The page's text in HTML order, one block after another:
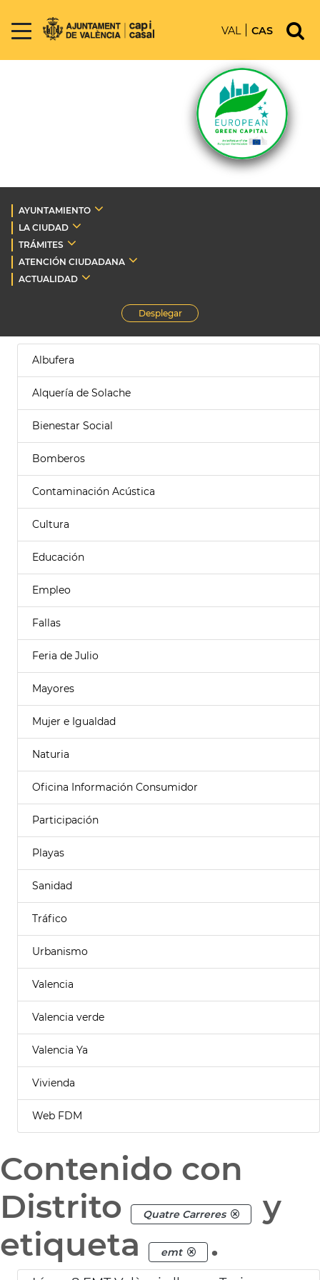
VAL CAS
AYUNTAMIENTO
LA CIUDAD
TRÁMITES
ATENCIÓN CIUDADANA
ACTUALIDAD
Desplegar
Albufera
Alquería de Solache
Bienestar Social
Bomberos
Contaminación Acústica
Cultura
Educación
Empleo
Fallas
Feria de Julio
Mayores
Mujer e Igualdad
Naturia
Oficina Información Consumidor
Participación
Playas
Sanidad
Tráfico
Urbanismo
Valencia
Valencia verde
Valencia Ya
Vivienda
Web FDM
Contenido con
Distrito
Quatre Carreres
y
etiqueta
emt .